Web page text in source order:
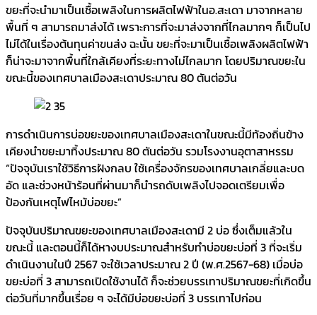
ขยะที่จะนำมาเป็นเชื้อเพลิงในการผลิตไฟฟ้าในอ.สะเดา มาจากหลาย
พื้นที่ ๆ สามารถมาส่งได้ เพราะการที่จะมาส่งจากที่ไกลมากๆ ก็เป็นไป
ไม่ได้ในเรื่องต้นทุนค่าขนส่ง ฉะนั้น ขยะที่จะมาเป็นเชื้อเพลิงผลิตไฟฟ้า
ก็น่าจะมาจากพื้นที่ใกล้เคียงที่ระยะทางไม่ไกลมาก โดยปริมาณขยะใน
ขณะนี้ของเทศบาลเมืองสะเดาประมาณ 80 ตันต่อวัน
การดำเนินการบ่อขยะของเทศบาลเมืองสะเดาในขณะนี้มีท้องถิ่นข้าง
เคียงนำขยะมาทิ้งประมาณ 80 ตันต่อวัน รวมโรงงานอุตาสาหรรม
“ปัจจุบันเราใช้วิธีการฝังกลบ ใช้เครื่องจักรของเทศบาลเกลี่ยและบด
อัด และช่วงหน้าร้อนที่ผ่านมาก็นำรถดับเพลิงไปจอดเตรียมเพื่อ
ป้องกันเหตุไฟไหม้บ่อขยะ”
ปัจจุบันปริมาณขยะของเทศบาลเมืองสะเดามี 2 บ่อ ซึ่งเต็มแล้วใน
ขณะนี้ และตอนนี้ก็ได้หางบประมาณสำหรับทำบ่อขยะบ่อที่ 3 ที่จะเริ่ม
ดำเนินงานในปี 2567 จะใช้เวลาประมาณ 2 ปี (พ.ศ.2567-68) เมื่อบ่อ
ขยะบ่อที่ 3 สามารถเปิดใช้งานได้ ก็จะช่วยบรรเทาปริมาณขยะที่เกิดขึ้น
ต่อวันที่มากขึ้นเรื่อย ๆ จะได้มีบ่อขยะบ่อที่ 3 บรรเทาไปก่อน